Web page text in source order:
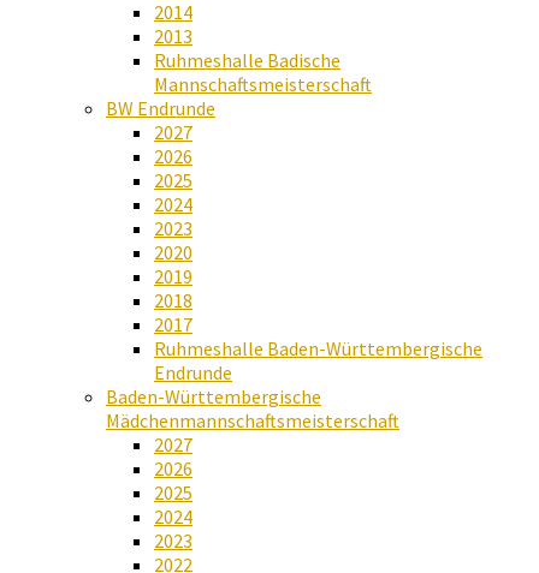
2014
2013
Ruhmeshalle Badische
Mannschaftsmeisterschaft
BW Endrunde
2027
2026
2025
2024
2023
2020
2019
2018
2017
Ruhmeshalle Baden-Württembergische
Endrunde
Baden-Württembergische
Mädchenmannschaftsmeisterschaft
2027
2026
2025
2024
2023
2022